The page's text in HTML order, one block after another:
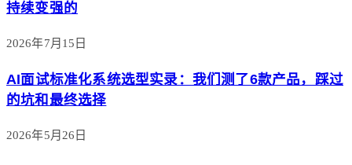
持续变强的
2026年7月15日
AI面试标准化系统选型实录：我们测了6款产品，踩过
的坑和最终选择
2026年5月26日